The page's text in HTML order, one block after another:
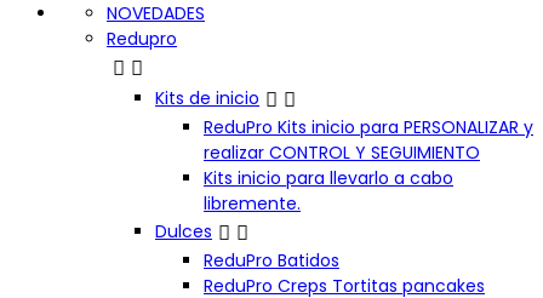
NOVEDADES
Redupro
 
Kits de inicio  
ReduPro Kits inicio para PERSONALIZAR y
realizar CONTROL Y SEGUIMIENTO
Kits inicio para llevarlo a cabo
libremente.
Dulces  
ReduPro Batidos
ReduPro Creps Tortitas pancakes